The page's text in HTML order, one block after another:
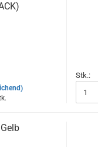
Stk.: